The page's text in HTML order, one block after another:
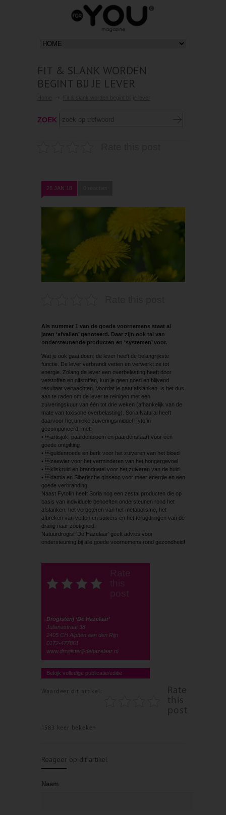
FIT & SLANK WORDEN
BEGINT BIJ JE LEVER
ZOEK
26 JAN 18
Als nummer 1 van de goede voornemens staat al
jaren ‘afvallen’ genoteerd. Daar zijn ook tal van
ondersteunende producten en ‘systemen’ voor.
Wat je ook gaat doen: de lever heeft de belangrijkste
functie. De lever verbrandt vetten en verwerkt ze tot
energie. Zolang de lever een overbelasting heeft door
vetstoffen en gifstoffen, kun je geen goed en blijvend
resultaat verwachten. Voordat je gaat afslanken, is het dus
aan te raden om de lever te reinigen met een
zuiveringskuur van één tot drie weken (afhankelijk van de
mate van toxische overbelasting). Soria Natural heeft
daarvoor het unieke zuiveringsmiddel Fytofin
gecomponeerd, met:
• artisjok, paardenbloem en paardenstaart voor een
goede ontgifting
• guldenroede en berk voor het zuiveren van het bloed
• zeewier voor het verminderen van het hongergevoel
• kliskruid en brandnetel voor het zuiveren van de huid
• damia en Siberische ginseng voor meer energie en een
goede verbranding
Naast Fytofin heeft Soria nog een zestal producten die op
basis van individuele behoeften ondersteunen rond het
afslanken, het verbeteren van het metabolisme, het
afbreken van vetten en suikers en het terugdringen van de
drang naar zoetigheid.
Natuurdrogist ‘De Hazelaar’ geeft advies voor
ondersteuning bij alle goede voornemens rond gezondheid!
Drogisterij ‘De Hazelaar’
Julianastraat 38
2405 CH Alphen aan den Rijn
0172-477861
www.drogisterij-dehazelaar.nl
Bekijk volledige publicatie/editie
Waardeer dit artikel:
Rate
this
post
1583 keer bekeken
Reageer op dit artikel
Naam